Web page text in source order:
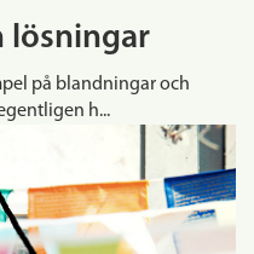
lösningar
på blandningar och
h...